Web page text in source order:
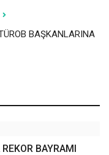
BAŞKANLARINA
BAYRAMI